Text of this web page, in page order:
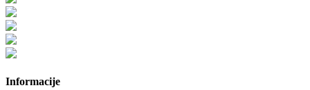
Informacije